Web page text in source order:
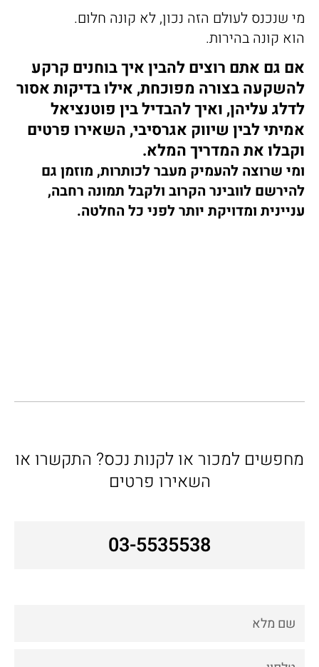
מי שנכנס לעולם הזה נכון, לא קונה חלום.
הוא קונה בהירות.
אם גם אתם רוצים להבין איך בוחנים קרקע
להשקעה בצורה מפוכחת, אילו בדיקות אסור
לדלג עליהן, ואיך להבדיל בין פוטנציאל
אמיתי לבין שיווק אגרסיבי, השאירו פרטים
וקבלו את המדריך המלא.
ומי שרוצה להעמיק מעבר לכותרות, מוזמן גם
להירשם לוובינר הקרוב ולקבל תמונה רחבה,
עניינית ומדויקת יותר לפני כל החלטה.
מחפשים למכור או לקנות נכס? התקשרו או
השאירו פרטים
03-5535538
Fname
Phone